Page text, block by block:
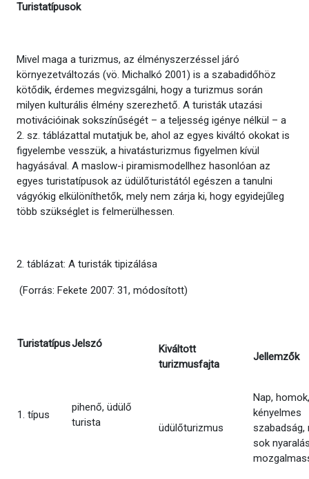
Turistatípusok
Mivel maga a turizmus, az élményszerzéssel járó
környezetváltozás (vö. Michalkó 2001) is a szabadidőhöz
kötődik, érdemes megvizsgálni, hogy a turizmus során
milyen kulturális élmény szerezhető. A turisták utazási
motivációinak sokszínűségét – a teljesség igénye nélkül – a
2. sz. táblázattal mutatjuk be, ahol az egyes kiváltó okokat is
figyelembe vesszük, a hivatásturizmus figyelmen kívül
hagyásával. A maslow-i piramismodellhez hasonlóan az
egyes turistatípusok az üdülőturistától egészen a tanulni
vágyókig elkülöníthetők, mely nem zárja ki, hogy egyidejűleg
több szükséglet is felmerülhessen.
2. táblázat: A turisták tipizálása
(Forrás: Fekete 2007: 31, módosított)
TuristatípusJelszó
Kiváltott
turizmusfajta
Jellemzők
1. típus
pihenő, üdülő
turista
üdülőturizmus
Nap,
kényelmes
szabadság,
sok